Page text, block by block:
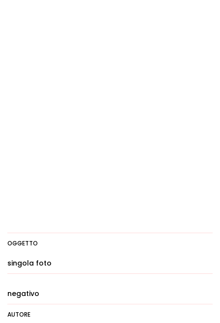
OGGETTO
singola foto
negativo
AUTORE